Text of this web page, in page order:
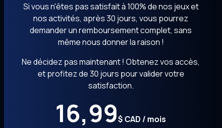
Si vous n'êtes pas satisfait à 100% de nos jeux et
nos activités, après 30 jours, vous pourrez
demander un remboursement complet, sans
même nous donner la raison !
Ne décidez pas maintenant ! Obtenez vos accès,
et profitez de 30 jours pour valider votre
satisfaction.
16,99$ CAD / mois